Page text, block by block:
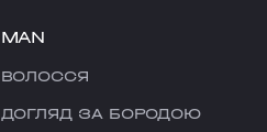
MAN
ВОЛОССЯ
ДОГЛЯД ЗА БОРОДОЮ